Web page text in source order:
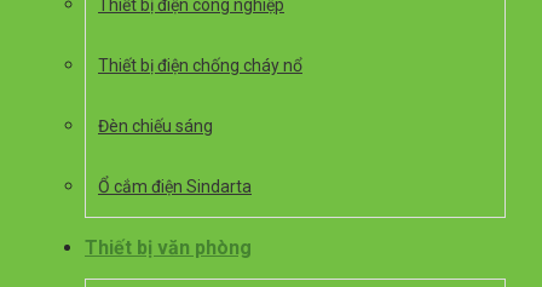
Thiết bị điện công nghiệp
Thiết bị điện chống cháy nổ
Đèn chiếu sáng
Ổ cắm điện Sindarta
Thiết bị văn phòng